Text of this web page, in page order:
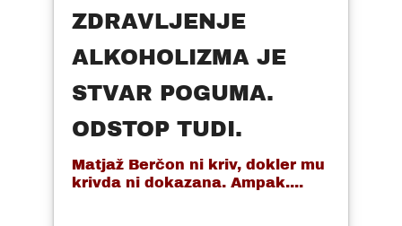
ZDRAVLJENJE
ALKOHOLIZMA JE
STVAR POGUMA.
ODSTOP TUDI.
Matjaž Berčon ni kriv, dokler mu
krivda ni dokazana. Ampak....